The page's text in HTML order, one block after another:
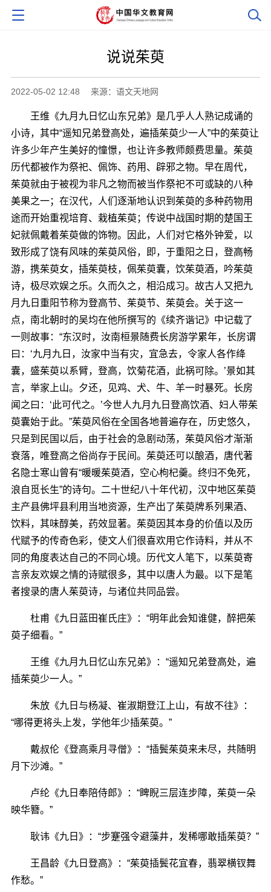
说说茱萸
2022-05-02 12:48 来源：语文天地网
王维《九月九日忆山东兄弟》是几乎人人熟记成诵的
小诗，其中“遥知兄弟登高处，遍插茱萸少一人”中的茱萸让
许多少年产生美好的憧憬，也让许多教师颇费思量。茱萸
历代都被作为祭祀、佩饰、药用、辟邪之物。早在周代，
茱萸就由于被视为非凡之物而被当作祭祀不可或缺的八种
美果之一；在汉代，人们逐渐地认识到茱萸的多种药物用
途而开始重视培育、栽植茱萸；传说中战国时期的楚国王
妃就佩戴着茱萸做的饰物。因此，人们对它格外钟爱，以
致形成了饶有风味的茱萸风俗，即，于重阳之日，登高畅
游，携茱萸女，插茱萸枝，佩茱萸囊，饮茱萸酒，吟茱萸
诗，极尽欢娱之乐。久而久之，相沿成习。故古人又把九
月九日重阳节称为登高节、茱萸节、茱萸会。关于这一
点，南北朝时的吴均在他所撰写的《续齐谐记》中记载了
一则故事：“东汉时，汝南桓景随费长房游学累年，长房谓
曰：‘九月九日，汝家中当有灾，宜急去，令家人各作绛
囊，盛茱萸以系臂，登高，饮菊花酒，此祸可除。’景如其
言，举家上山。夕还，见鸡、犬、牛、羊一时暴死。长房
闻之曰：‘此可代之。’今世人九月九日登高饮酒、妇人带茱
萸囊始于此。”茱萸风俗在全国各地普遍存在，历史悠久，
只是到民国以后，由于社会的急剧动荡，茱萸风俗才渐渐
衰落，唯登高之俗尚存于民间。茱萸还可以酿酒，唐代著
名隐士寒山曾有“暖暖茱萸酒，空心枸杞羹。终归不免死，
浪自觅长生”的诗句。二十世纪八十年代初，汉中地区茱萸
主产县佛坪县利用当地资源，生产出了茱萸牌系列果酒、
饮料，其味醇美，药效显著。茱萸因其本身的价值以及历
代赋予的传奇色彩，使文人们很喜欢用它作诗料，并从不
同的角度表达自己的不同心境。历代文人笔下，以茱萸寄
言亲友欢娱之情的诗赋很多，其中以唐人为最。以下是笔
者搜录的唐人茱萸诗，与诸位共同品尝。
杜甫《九日蓝田崔氏庄》：“明年此会知谁健，醉把茱
萸子细看。”
王维《九月九日忆山东兄弟》：“遥知兄弟登高处，遍
插茱萸少一人。”
朱放《九日与杨凝、崔淑期登江上山，有故不往》：
“哪得更将头上发，学他年少插茱萸。”
戴叔伦《登高乘月寻僧》：“插鬓茱萸来未尽，共随明
月下沙滩。”
卢纶《九日奉陪侍郎》：“睥睨三层连步障，茱萸一朵
映华簪。”
耿讳《九日》：“步蹇强令避藻井，发稀哪敢插茱萸？”
王昌龄《九日登高》：“茱萸插鬓花宜春，翡翠横钗舞
作愁。”